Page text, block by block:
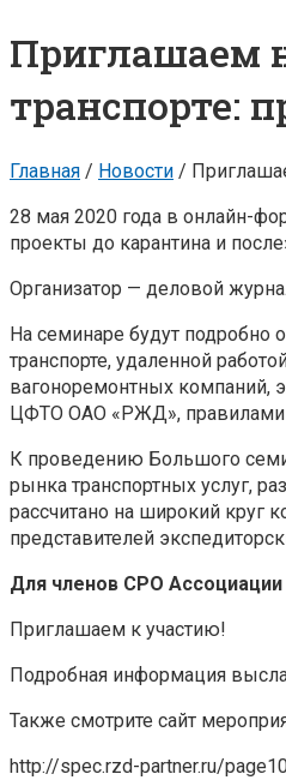
Приглашаем
транспорте:
Главная / Новости /
28 мая 2020 года в онлайн-
проекты до карантина и
Организатор — деловой
На семинаре будут
транспорте, удаленной
вагоноремонтных компаний,
ЦФТО ОАО «РЖД», правилами
К проведению Большого
рынка транспортных услуг,
рассчитано на широкий круг
представителей
Для членов СРО Ассоциации
Приглашаем к участию!
Подробная информация
Также смотрите сайт
http://spec.rzd-partner.ru/